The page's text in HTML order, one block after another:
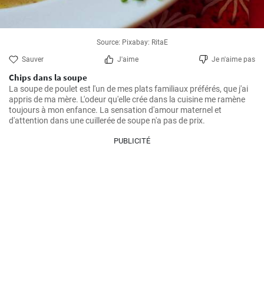
Source: Pixabay: RitaE
Sauver J'aime Je n'aime pas
Chips dans la soupe
La soupe de poulet est l'un de mes plats familiaux préférés, que j'ai
appris de ma mère. L'odeur qu'elle crée dans la cuisine me ramène
toujours à mon enfance. La sensation d'amour maternel et
d'attention dans une cuillerée de soupe n'a pas de prix.
PUBLICITÉ